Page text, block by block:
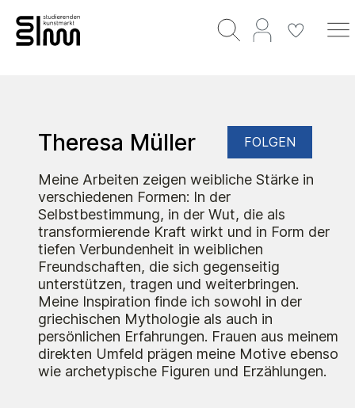
Theresa Müller FOLGEN
Meine Arbeiten zeigen weibliche Stärke in
verschiedenen Formen: In der
Selbstbestimmung, in der Wut, die als
transformierende Kraft wirkt und in Form der
tiefen Verbundenheit in weiblichen
Freundschaften, die sich gegenseitig
unterstützen, tragen und weiterbringen.
Meine Inspiration finde ich sowohl in der
griechischen Mythologie als auch in
persönlichen Erfahrungen. Frauen aus meinem
direkten Umfeld prägen meine Motive ebenso
wie archetypische Figuren und Erzählungen.